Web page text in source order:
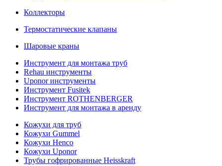
Коллекторы
Термостатические клапаны
Шаровые краны
Инструмент для монтажа труб
Rehau инструменты
Uponor инструменты
Инструмент Fusitek
Инструмент ROTHENBERGER
Инструмент для монтажа в аренду
Кожухи для труб
Кожухи Gummel
Кожухи Henco
Кожухи Uponor
Трубы гофрированные Heisskraft